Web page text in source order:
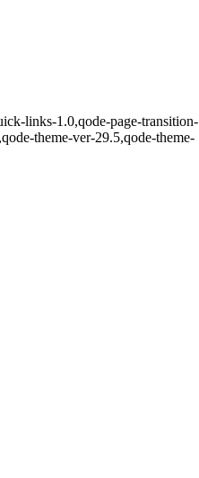
links-1.0,qode-page-transition-
theme-ver-29.5,qode-theme-